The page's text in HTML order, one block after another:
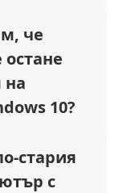
че
на
10?
стария
с